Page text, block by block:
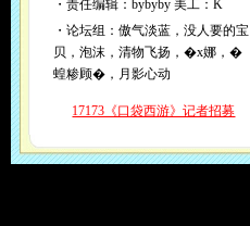
・责任编辑：bybyby 美工：K
・论坛组：傲气淡蓝，没人要的宝
贝，泡沫，清物飞扬，�x娜，�
蝗糁顾�，月影心动
17173《口袋西游》记者招募